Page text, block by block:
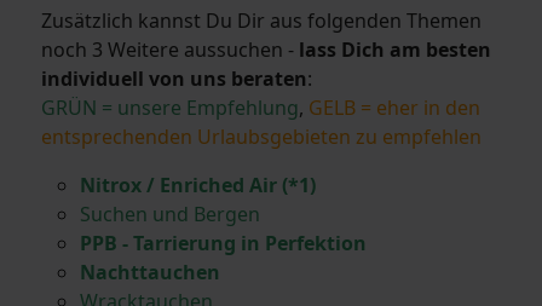
Zusätzlich kannst Du Dir aus folgenden Themen
noch 3 Weitere aussuchen - lass Dich am besten
individuell von uns beraten:
GRÜN = unsere Empfehlung, GELB = eher in den
entsprechenden Urlaubsgebieten zu empfehlen
Nitrox / Enriched Air (*1)
Suchen und Bergen
PPB - Tarrierung in Perfektion
Nachttauchen